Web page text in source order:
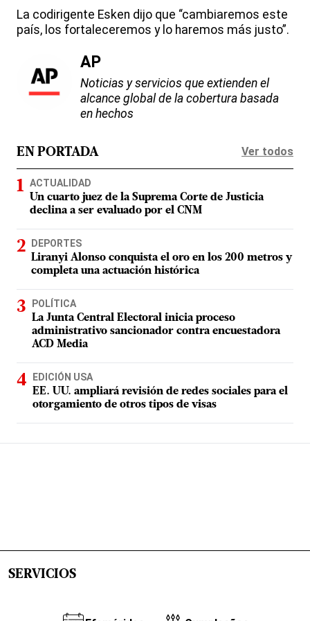
La codirigente Esken dijo que “cambiaremos este
país, los fortaleceremos y lo haremos más justo”.
AP
Noticias y servicios que extienden el
alcance global de la cobertura basada
en hechos
EN PORTADA Ver todos
ACTUALIDAD
Un cuarto juez de la Suprema Corte de Justicia
declina a ser evaluado por el CNM
DEPORTES
Liranyi Alonso conquista el oro en los 200 metros y
completa una actuación histórica
POLÍTICA
La Junta Central Electoral inicia proceso
administrativo sancionador contra encuestadora
ACD Media
EDICIÓN USA
EE. UU. ampliará revisión de redes sociales para el
otorgamiento de otros tipos de visas
SERVICIOS